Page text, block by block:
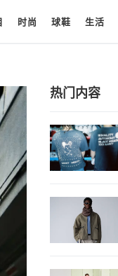
时尚 球鞋 生活
热门内容